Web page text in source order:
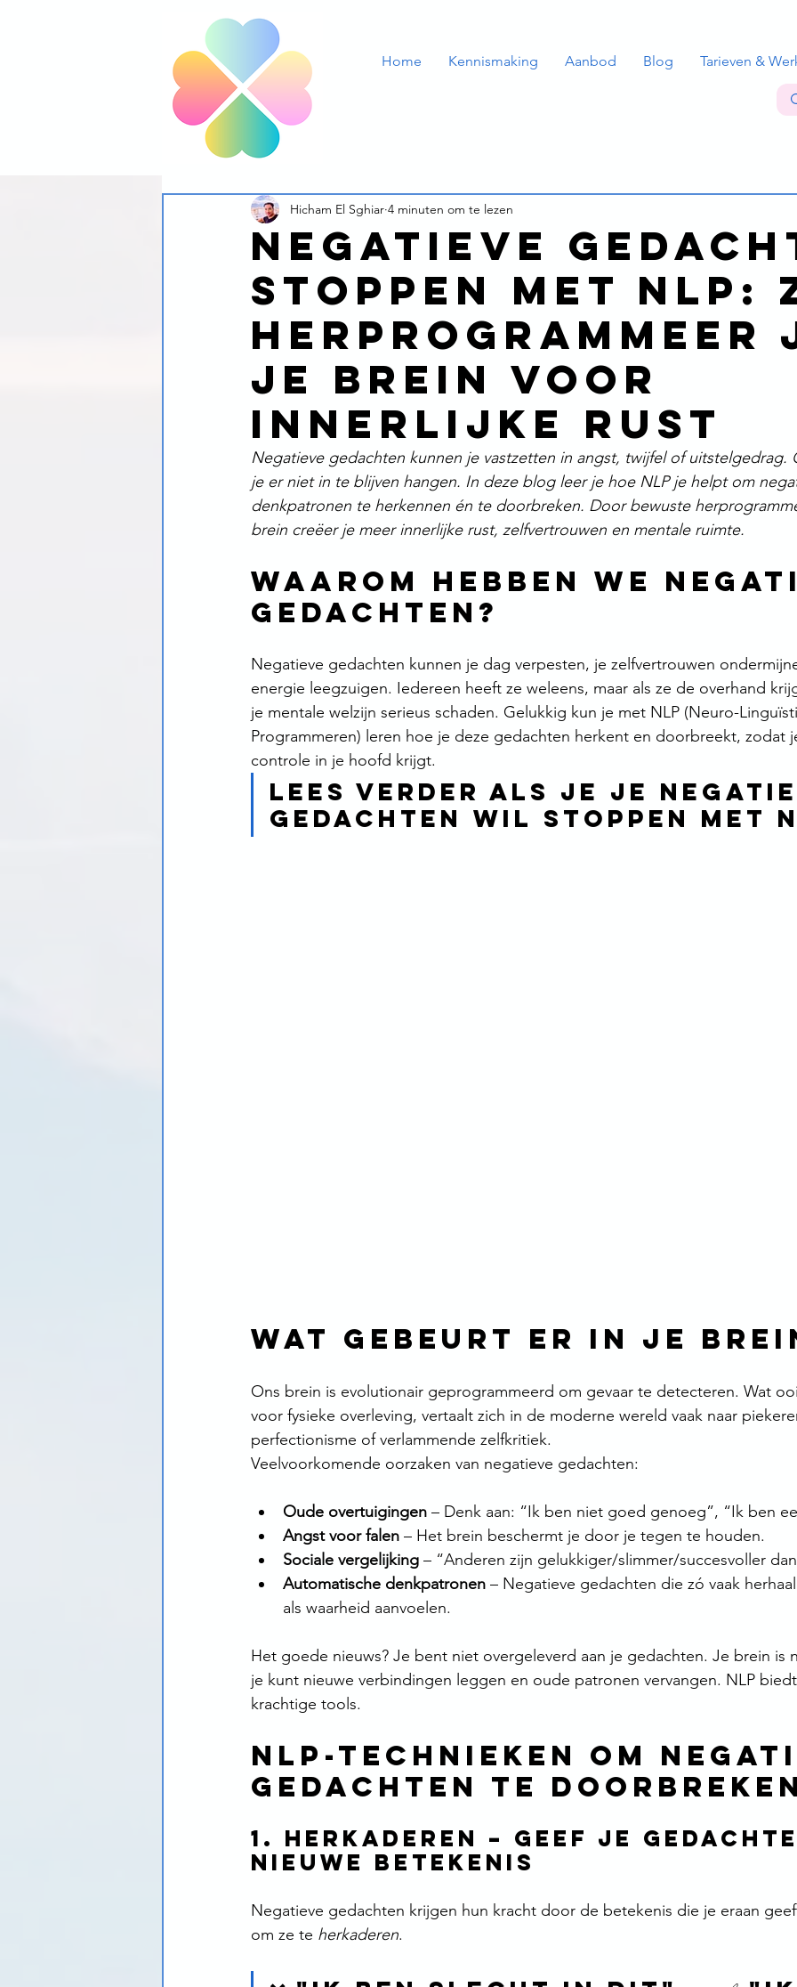
Home Kennismaking Aanbod Blog Tarieven &
Negatieve
stoppen met NLP:
herprogrammeer
je brein voor
innerlijke rust
Hicham El Sghiar 4 minuten om te lezen
Negatieve gedachten kunnen je vastzetten in angst, twijfel of
je er niet in te blijven hangen. In deze blog leer je hoe NLP je helpt om
denkpatronen te herkennen én te doorbreken. Door bewuste
brein creëer je meer innerlijke rust, zelfvertrouwen en mentale ruimte.
Waarom hebben we
gedachten?
Negatieve gedachten kunnen je dag verpesten, je zelfvertrouwen
energie leegzuigen. Iedereen heeft ze weleens, maar als ze de overhand
je mentale welzijn serieus schaden. Gelukkig kun je met NLP (Neuro-
Programmeren) leren hoe je deze gedachten herkent en doorbreekt, zodat
controle in je hoofd krijgt.
Lees verder als je je
gedachten wil stoppen met
Wat gebeurt er in je
Ons brein is evolutionair geprogrammeerd om gevaar te detecteren. Wat
voor fysieke overleving, vertaalt zich in de moderne wereld vaak naar
perfectionisme of verlammende zelfkritiek.
Veelvoorkomende oorzaken van negatieve gedachten:
Oude overtuigingen – Denk aan: “Ik ben niet goed genoeg”, “Ik ben
Angst voor falen – Het brein beschermt je door je tegen te houden.
Sociale vergelijking – “Anderen zijn gelukkiger/slimmer/succesvoller
Automatische denkpatronen – Negatieve gedachten die zó vaak
als waarheid aanvoelen.
Het goede nieuws? Je bent niet overgeleverd aan je gedachten. Je brein is
je kunt nieuwe verbindingen leggen en oude patronen vervangen. NLP
krachtige tools.
NLP-technieken om
gedachten te
1. Herkaderen – Geef je
nieuwe betekenis
Negatieve gedachten krijgen hun kracht door de betekenis die je eraan
om ze te herkaderen.